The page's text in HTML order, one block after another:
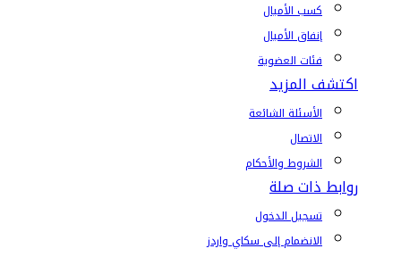
كسب الأميال
إنفاق الأميال
فئات العضوية
اكتشف المزيد
الأسئلة الشائعة
الاتصال
الشروط والأحكام
روابط ذات صلة
تسجيل الدخول
الانضمام إلى سكاي واردز